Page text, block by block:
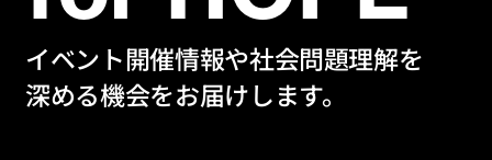
イベント開催情報や社会問題理解を
深める機会をお届けします。